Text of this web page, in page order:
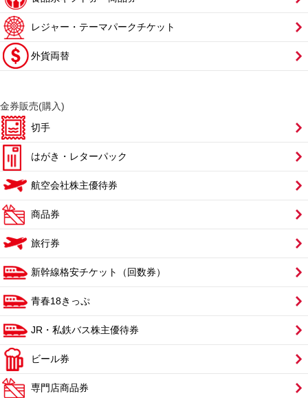
レジャー・テーマパークチケット
外貨両替
金券販売(購入)
切手
はがき・レターパック
航空会社株主優待券
商品券
旅行券
新幹線格安チケット（回数券）
青春18きっぷ
JR・私鉄バス株主優待券
ビール券
専門店商品券